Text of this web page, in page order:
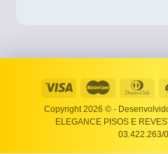
Copyright 2026 © -
ELEGANCE PISOS E
03.422.263/